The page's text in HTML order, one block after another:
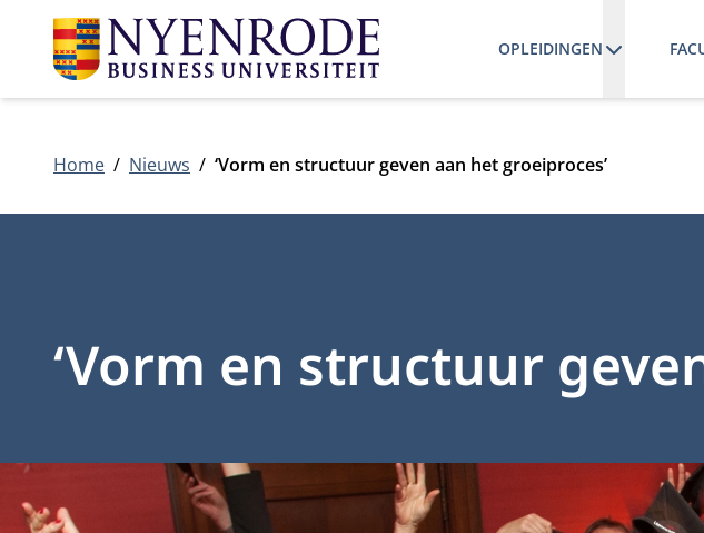
OPLEIDINGEN
Home Nieuws ‘Vorm en structuur geven aan het groeiproces’
‘Vorm en structuur